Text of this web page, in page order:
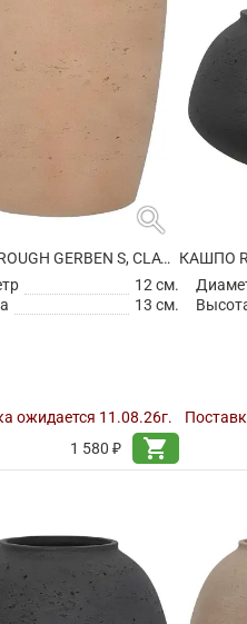
search
КАШПО ROUGH GERBEN S, CLAY WASHED
12 см.
13 см.
ожидается 11.08.26г.
1 580 ₽
shopping_cart